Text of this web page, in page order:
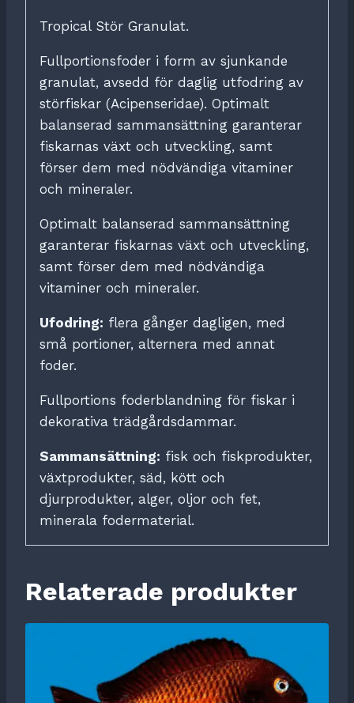
Tropical Stör Granulat.
Fullportionsfoder i form av sjunkande
granulat, avsedd för daglig utfodring av
störfiskar (Acipenseridae). Optimalt
balanserad sammansättning garanterar
fiskarnas växt och utveckling, samt
förser dem med nödvändiga vitaminer
och mineraler.
Optimalt balanserad sammansättning
garanterar fiskarnas växt och utveckling,
samt förser dem med nödvändiga
vitaminer och mineraler.
Ufodring: flera gånger dagligen, med
små portioner, alternera med annat
foder.
Fullportions foderblandning för fiskar i
dekorativa trädgårdsdammar.
Sammansättning: fisk och fiskprodukter,
växtprodukter, säd, kött och
djurprodukter, alger, oljor och fet,
minerala fodermaterial.
Relaterade produkter